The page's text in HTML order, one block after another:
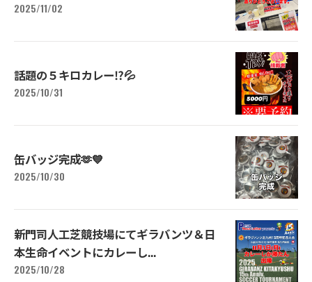
2025/11/02
話題の５キロカレー⁉️💦
2025/10/31
缶バッジ完成🫶💙
2025/10/30
新門司人工芝競技場にてギラバンツ＆日
本生命イベントにカレーし...
2025/10/28